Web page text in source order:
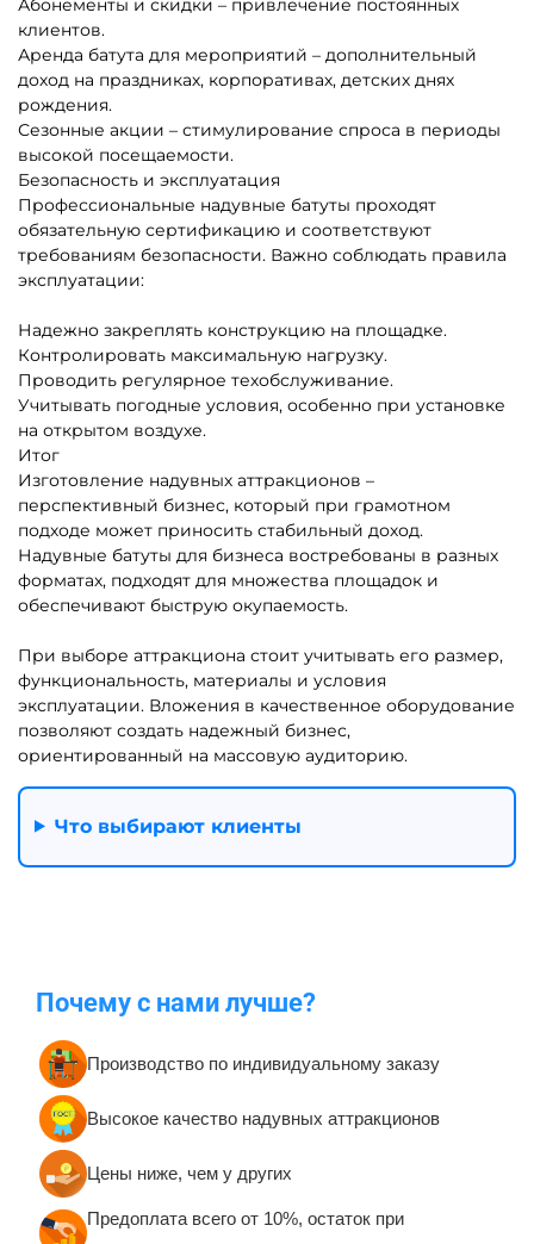
Средние батуты от 20 до
100 кв. м.
Надувные корабли для
бизнеса
препятствиями для
бизнеса
Модули, блоки для полос
Надувные батуты для
Батуты для бизнеса с
крышей (навесом)
Зимние надувные батуты